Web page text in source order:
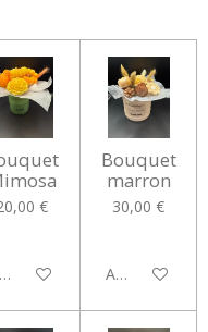
€
au panier
Bouquet
marron
30,00 €
Ajouter au